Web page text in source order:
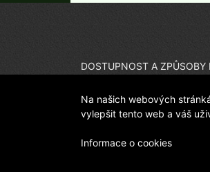
DOSTUPNOST A ZPŮSOBY
DŮLEŽITÉ UPOZORNĚNÍ -
Na našich webových
vylepšit tento web a váš
Informace o cookies